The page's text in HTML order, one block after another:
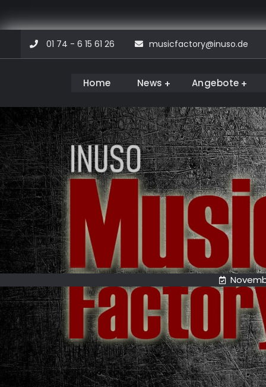
content
01 74 - 6 15 61 26 musicfactory@inuso.de
Musicfactory
Home News Angebote